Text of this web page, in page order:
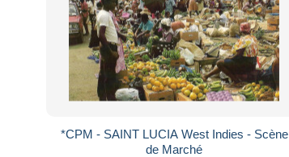
*CPM - SAINT LUCIA West Indies - Scène
de Marché